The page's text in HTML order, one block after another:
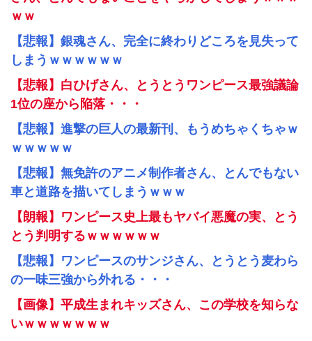
ｗｗ
【悲報】銀魂さん、完全に終わりどころを見失って
しまうｗｗｗｗｗｗ
【悲報】白ひげさん、とうとうワンピース最強議論
1位の座から陥落・・・
【悲報】進撃の巨人の最新刊、もうめちゃくちゃｗ
ｗｗｗｗｗ
【悲報】無免許のアニメ制作者さん、とんでもない
車と道路を描いてしまうｗｗｗ
【朗報】ワンピース史上最もヤバイ悪魔の実、とう
とう判明するｗｗｗｗｗｗ
【悲報】ワンピースのサンジさん、とうとう麦わら
の一味三強から外れる・・・
【画像】平成生まれキッズさん、この学校を知らな
いｗｗｗｗｗｗｗ